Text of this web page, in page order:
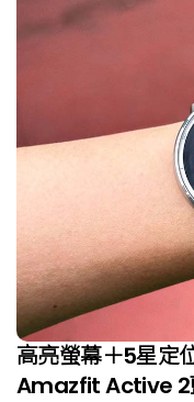
高亮螢幕＋5星定
Amazfit Active 2